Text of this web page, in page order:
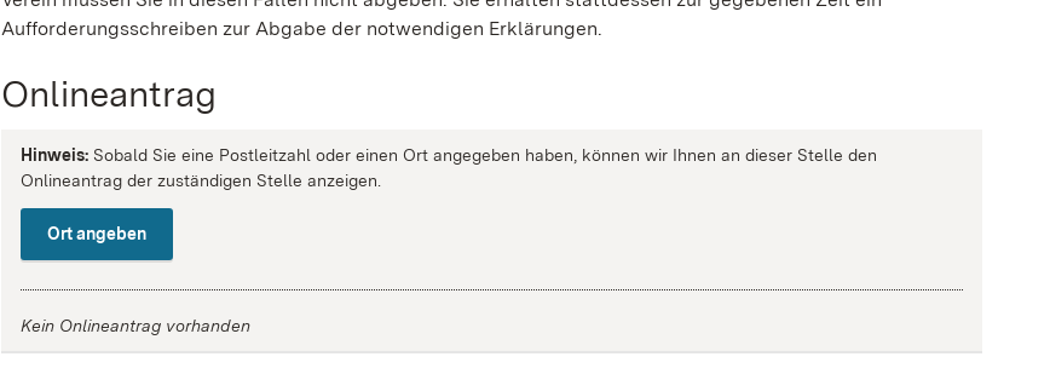
Aufforderungsschreiben zur Abgabe der notwendigen Erklärungen.
Onlineantrag
Hinweis: Sobald Sie eine Postleitzahl oder einen Ort angegeben haben, können wir Ihnen an dieser Stelle den
Onlineantrag der zuständigen Stelle anzeigen.
Ort angeben
Kein Onlineantrag vorhanden